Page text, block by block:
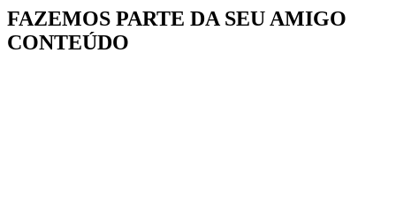
FAZEMOS PARTE DA SEU AMIGO
CONTEÚDO